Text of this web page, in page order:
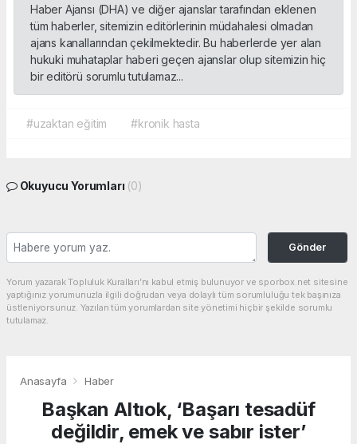
Haber Ajansı (DHA) ve diğer ajanslar tarafından eklenen
tüm haberler, sitemizin editörlerinin müdahalesi olmadan
ajans kanallarından çekilmektedir. Bu haberlerde yer alan
hukuki muhataplar haberi geçen ajanslar olup sitemizin hiç
bir editörü sorumlu tutulamaz...
#uzaktan eğitim #kronik hasta
Okuyucu Yorumları (0)
Gönder
Yorum yazarak Topluluk Kuralları’nı kabul etmiş bulunuyor ve sporbox.net sitesine
yaptığınız yorumunuzla ilgili doğrudan veya dolaylı tüm sorumluluğu tek başınıza
üstleniyorsunuz. Yazılan tüm yorumlardan site yönetimi hiçbir şekilde sorumlu
tutulamaz.
Anasayfa Haber
Başkan Altıok, ‘Başarı tesadüf
değildir, emek ve sabır ister’